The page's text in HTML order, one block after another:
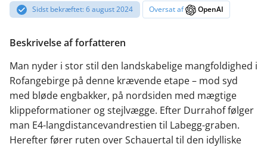
Sidst bekræftet: 6 august 2024 Oversat af OpenAI
Beskrivelse af forfatteren
Man nyder i stor stil den landskabelige mangfoldighed i
Rofangebirge på denne krævende etape – mod syd
med bløde engbakker, på nordsiden med mægtige
klippeformationer og stejlvægge. Efter Durrahof følger
man E4-langdistancevandrestien til Labegg-graben.
Herefter fører ruten over Schauertal til den idylliske